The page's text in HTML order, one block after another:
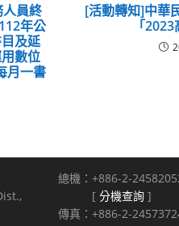
員終
年公
及延
數位
月一書
[活動轉知]中華
「
總機：+886-2-
[ 分機查詢 ]
傳真：+886-2-